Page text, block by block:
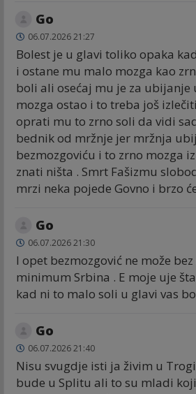
Go
06.07.2026 21:27
Bolest je u glavi toliko opaka
i ostane mu malo mozga kao
boli ali osećaj mu je za
mozga ostao i to treba još
oprati mu to zrno soli da vidi
bednik od mržnje jer mržnja
bezmozgoviću i to zrno mozga
znati ništa . Smrt Fašizmu
mrzi neka pojede Govno i brzo
Go
06.07.2026 21:30
I opet bezmozgović ne može
minimum Srbina . E moje uje
kad ni to malo soli u glavi vas
Go
06.07.2026 21:40
Nisu svugdje isti ja živim u
bude u Splitu ali to su mladi